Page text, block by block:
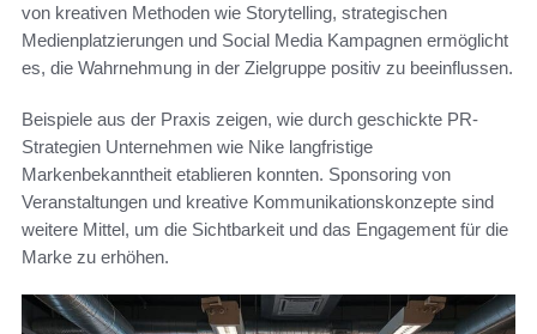
von kreativen Methoden wie Storytelling, strategischen
Medienplatzierungen und Social Media Kampagnen ermöglicht
es, die Wahrnehmung in der Zielgruppe positiv zu beeinflussen.
Beispiele aus der Praxis zeigen, wie durch geschickte PR-
Strategien Unternehmen wie Nike langfristige
Markenbekanntheit etablieren konnten. Sponsoring von
Veranstaltungen und kreative Kommunikationskonzepte sind
weitere Mittel, um die Sichtbarkeit und das Engagement für die
Marke zu erhöhen.